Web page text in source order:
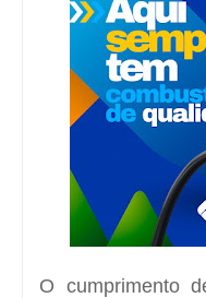
O cumprimento